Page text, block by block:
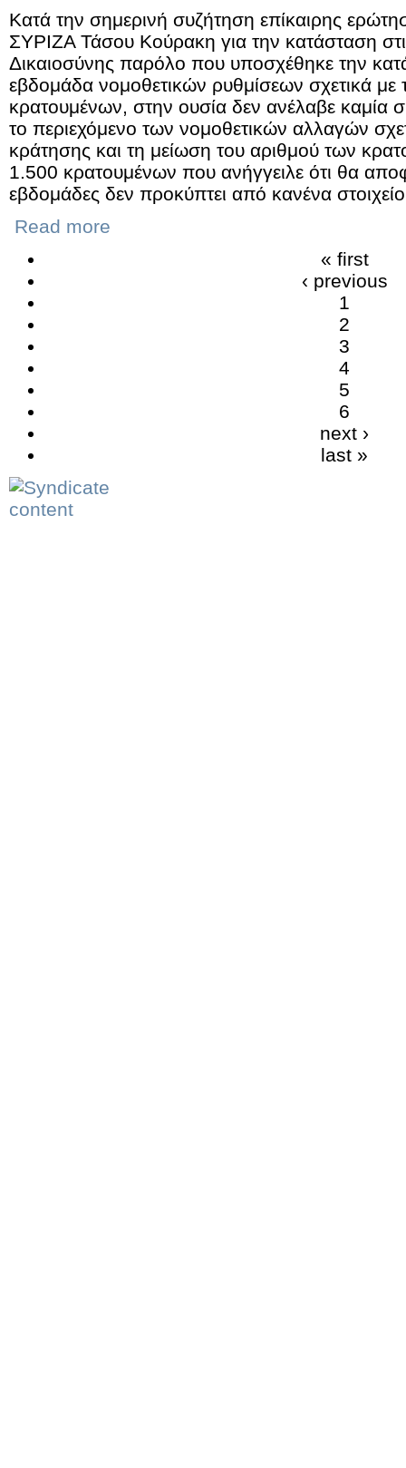
Κατά την σημερινή συζήτηση επίκαιρης
ΣΥΡΙΖΑ Τάσου Κούρακη για την κατάσταση
Δικαιοσύνης παρόλο που υποσχέθηκε την
εβδομάδα νομοθετικών ρυθμίσεων σχετικά με
κρατουμένων, στην ουσία δεν ανέλαβε καμία
το περιεχόμενο των νομοθετικών αλλαγών
κράτησης και τη μείωση του αριθμού των
1.500 κρατουμένων που ανήγγειλε ότι θα
εβδομάδες δεν προκύπτει από κανένα
Read more
« first
‹ previous
1
2
3
4
5
6
next ›
last »